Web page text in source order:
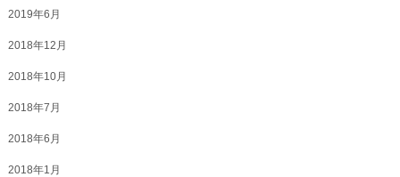
2019年6月
2018年12月
2018年10月
2018年7月
2018年6月
2018年1月